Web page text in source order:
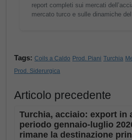
report completi sui mercati
mercato turco e sulle dinamiche
Tags: Coils a Caldo Prod. Piani Turchia
Prod. Siderurgica
Articolo precedente
Turchia, acciaio: export in
periodo gennaio-luglio
rimane la destinazione